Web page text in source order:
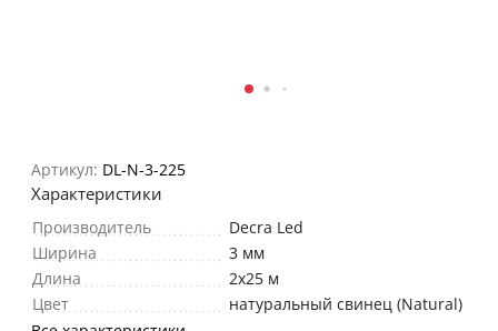
Артикул: DL-N-3-225
Характеристики
Производитель
Decra Led
Ширина
3 мм
Длина
2х25 м
Цвет
натуральный свинец (Natural)